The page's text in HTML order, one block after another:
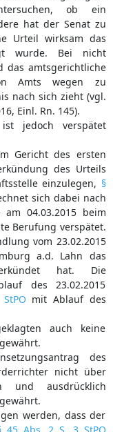
ob ein
hat der Senat zu
Urteil wirksam das
wurde. Bei nicht
das amtsgerichtliche
Amts wegen zu
nach sich zieht (vgl.
Einl. Rn. 145).
jedoch verspätet
Gericht des ersten
des Urteils
einzulegen, §
sich dabei nach
04.03.2015 beim
Berufung verspätet.
vom 23.02.2015
a.d. Lahn das
hat. Die
des 23.02.2015
mit Ablauf des
auch keine
des
nicht über
und ausdrücklich
werden, dass der
45 Abs. 2 S. 3 StPO